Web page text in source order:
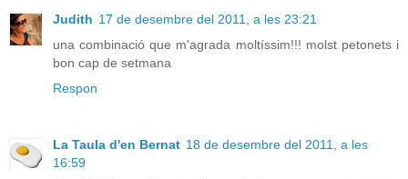
Judith 17 de desembre del 2011, a les 23:21
una combinació que m'agrada moltíssim!!! molst petonets i
bon cap de setmana
Respon
La Taula d'en Bernat 18 de desembre del 2011, a les
16:59